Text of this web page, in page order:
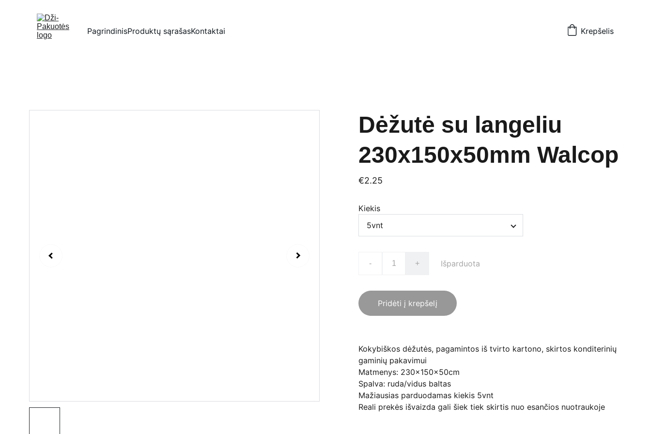
PagrindinisProduktų sąrašasKontaktai Krepšelis
Dėžutė su langeliu
230x150x50mm Walcop
€2.25
Kiekis
- + Išparduota
Pridėti į krepšelį
Kokybiškos dėžutės, pagamintos iš tvirto kartono, skirtos konditerinių
gaminių pakavimui
Matmenys: 230x150x50cm
Spalva: ruda/vidus baltas
Mažiausias parduodamas kiekis 5vnt
Reali prekės išvaizda gali šiek tiek skirtis nuo esančios nuotraukoje